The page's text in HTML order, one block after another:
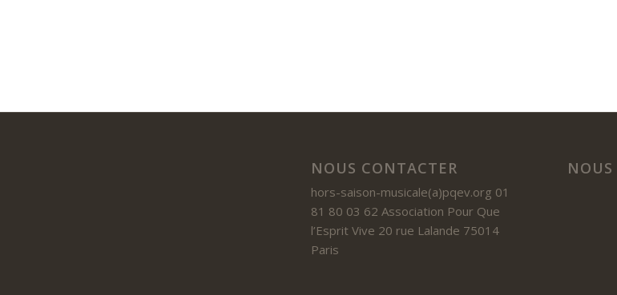
NOUS CONTACTER
hors-saison-musicale(a)pqev.org 01
81 80 03 62 Association Pour Que
l’Esprit Vive 20 rue Lalande 75014
Paris
NOUS